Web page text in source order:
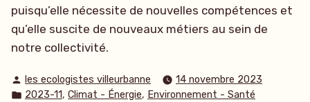
puisqu’elle nécessite de nouvelles compétences et
qu’elle suscite de nouveaux métiers au sein de
notre collectivité.
Publié
par
les ecologistes villeurbanne
14 novembre 2023
Publié
2023-11, Climat - Énergie, Environnement - Santé